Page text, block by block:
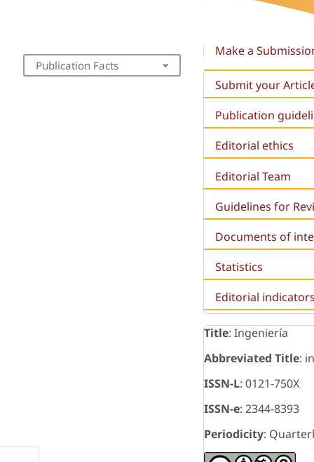
Publication Facts
Make a
Submit your
Publication
Editorial ethics
Editorial Team
Guidelines for
Documents of
Statistics
Editorial
Title: Ingeniería
Abbreviated Title:
ISSN-L: 0121-750X
ISSN-e: 2344-8393
Periodicity: